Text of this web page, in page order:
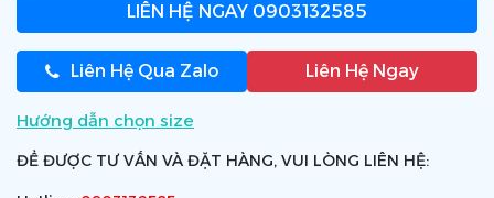
LIÊN HỆ NGAY 0903132585
Liên Hệ Qua Zalo Liên Hệ Ngay
Hướng dẫn chọn size
ĐỂ ĐƯỢC TƯ VẤN VÀ ĐẶT HÀNG, VUI LÒNG LIÊN HỆ: